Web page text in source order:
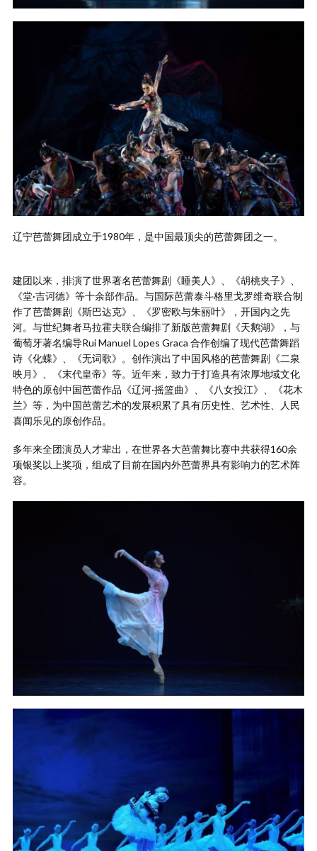
辽宁芭蕾舞团成立于1980年，是中国最顶尖的芭蕾舞团之一。
建团以来，排演了世界著名芭蕾舞剧《睡美人》、《胡桃夹子》、
《堂·吉诃德》等十余部作品。与国际芭蕾泰斗格里戈罗维奇联合制
作了芭蕾舞剧《斯巴达克》、《罗密欧与朱丽叶》，开国内之先
河。与世纪舞者马拉霍夫联合编排了新版芭蕾舞剧《天鹅湖》，与
葡萄牙著名编导Rui Manuel Lopes Graca 合作创编了现代芭蕾舞蹈
诗《化蝶》、《无词歌》。创作演出了中国风格的芭蕾舞剧《二泉
映月》、《末代皇帝》等。近年来，致力于打造具有浓厚地域文化
特色的原创中国芭蕾作品《辽河·摇篮曲》、《八女投江》、《花木
兰》等，为中国芭蕾艺术的发展积累了具有历史性、艺术性、人民
喜闻乐见的原创作品。
多年来全团演员人才辈出，在世界各大芭蕾舞比赛中共获得160余
项银奖以上奖项，组成了目前在国内外芭蕾界具有影响力的艺术阵
容。